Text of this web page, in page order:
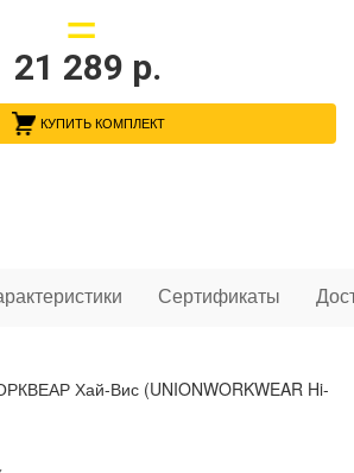
21 289 р.
КУПИТЬ КОМПЛЕКТ
Сертификаты
Хай-Вис (UNIONWORKWEAR Hi-